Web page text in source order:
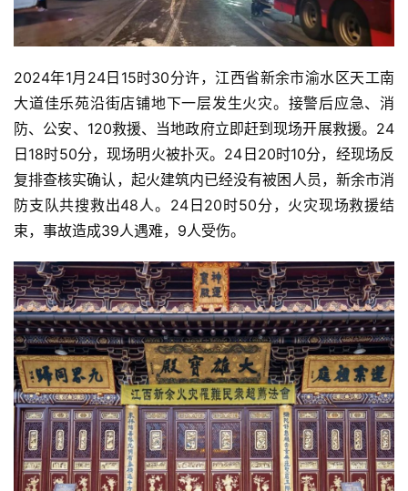
2024年1月24日15时30分许，江西省新余市渝水区天工南
大道佳乐苑沿街店铺地下一层发生火灾。接警后应急、消
防、公安、120救援、当地政府立即赶到现场开展救援。24
日18时50分，现场明火被扑灭。24日20时10分，经现场反
复排查核实确认，起火建筑内已经没有被困人员，新余市消
防支队共搜救出48人。24日20时50分，火灾现场救援结
束，事故造成39人遇难，9人受伤。